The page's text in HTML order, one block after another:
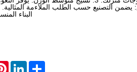
البناء
Share